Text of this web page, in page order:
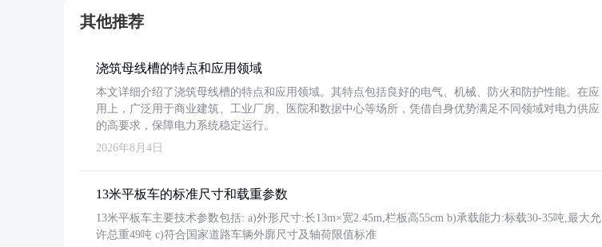
其他推荐
浇筑母线槽的特点和应用领域
本文详细介绍了浇筑母线槽的特点和应用领域。其特点包括良好的电气、机械、防火和防护性能。在应
用上，广泛用于商业建筑、工业厂房、医院和数据中心等场所，凭借自身优势满足不同领域对电力供应
的高要求，保障电力系统稳定运行。
2026年8月4日
13米平板车的标准尺寸和载重参数
13米平板车主要技术参数包括: a)外形尺寸:长13m×宽2.45m,栏板高55cm b)承载能力:标载30-35吨,最大允
许总重49吨 c)符合国家道路车辆外廓尺寸及轴荷限值标准